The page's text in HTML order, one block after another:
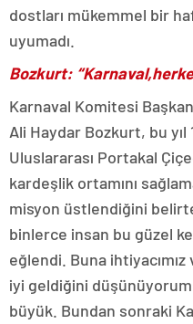
dostları mükemmel bir
uyumadı.
Bozkurt:
Karnaval Komitesi
Ali Haydar Bozkurt, bu
Uluslararası Portakal
kardeşlik ortamını
misyon üstlendiğini
binlerce insan bu güzel
eğlendi. Buna ihtiyacımız
iyi geldiğini
büyük. Bundan sonraki